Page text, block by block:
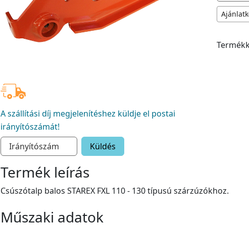
A szállítási díj megjelenítéshez küldje el postai
irányítószámát!
Küldés
Termék leírás
Csúszótalp balos STAREX FXL 110 - 130 típusú szárzúzókhoz.
Műszaki adatok